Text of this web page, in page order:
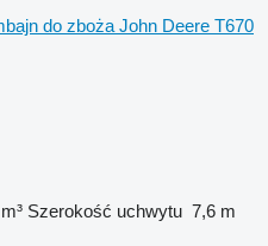
do zboża John Deere T670
Szerokość uchwytu 7,6 m